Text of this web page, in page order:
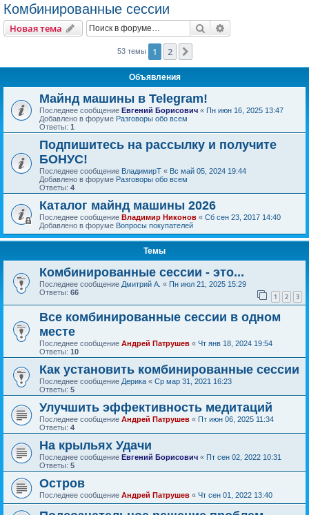
Комбинированные сессии
Новая тема Поиск
53 темы 1 2
Объявления
Майнд машины в Telegram!
Последнее сообщение Евгений Борисович « Пн июн 16, 2025 13:47
Добавлено в форуме Разговоры обо всем
Ответы: 1
Подпишитесь на рассылку и получите
БОНУС!
Последнее сообщение ВладимирТ « Вс май 05, 2024 19:44
Добавлено в форуме Разговоры обо всем
Ответы: 4
Каталог майнд машины 2026
Последнее сообщение Владимир Никонов « Сб сен 23, 2017 14:40
Добавлено в форуме Вопросы покупателей
Темы
Комбинированные сессии - это...
Последнее сообщение Дмитрий А. « Пн июл 21, 2025 15:29
Ответы: 66 1 2 3
Все комбинированные сессии в одном
месте
Последнее сообщение Андрей Патрушев « Чт янв 18, 2024 19:54
Ответы: 10
Как установить комбинированные сессии
Последнее сообщение Дерика « Ср мар 31, 2021 16:23
Ответы: 5
Улучшить эффективность медитаций
Последнее сообщение Андрей Патрушев « Пт июн 06, 2025 11:34
Ответы: 4
На крыльях Удачи
Последнее сообщение Евгений Борисович « Пт сен 02, 2022 10:31
Ответы: 5
Остров
Последнее сообщение Андрей Патрушев « Чт сен 01, 2022 13:40